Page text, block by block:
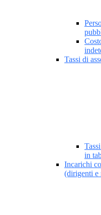
Tassi di
in
Incarichi
(dirigenti e